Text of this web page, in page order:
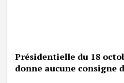
Présidentielle du 18
donne aucune consigne